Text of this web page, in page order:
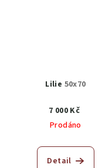
Lilie 50x70
7 000 Kč
Prodáno
Detail